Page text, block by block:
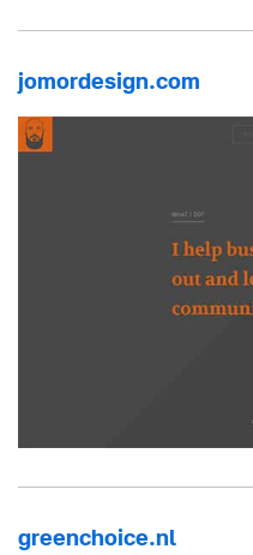
jomordesign.com
greenchoice.nl